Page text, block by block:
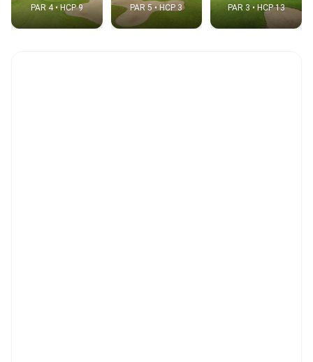
PAR 4 • HCP 9 PAR 5 • HCP 3 PAR 3 • HCP 13